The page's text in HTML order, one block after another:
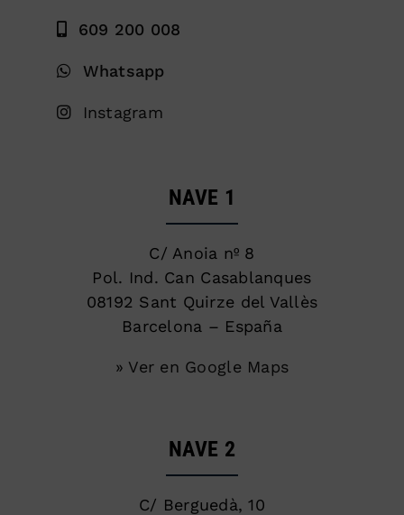
609 200 008
Whatsapp
Instagram
NAVE 1
C/ Anoia nº 8
Pol. Ind. Can Casablanques
08192 Sant Quirze del Vallès
Barcelona – España
» Ver en Google Maps
NAVE 2
C/ Berguedà, 10